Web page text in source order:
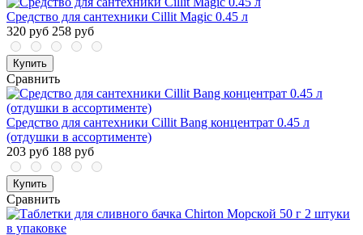
Средство для сантехники Cillit Magic 0.45 л
320 руб 258 руб
Купить
Сравнить
Средство для сантехники Cillit Bang концентрат 0.45 л
(отдушки в ассортименте)
203 руб 188 руб
Купить
Сравнить